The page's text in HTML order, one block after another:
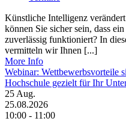
Künstliche Intelligenz
können Sie sicher sein, dass
zuverlässig funktioniert? In
vermitteln wir Ihnen [...]
More Info
Webinar: Wettbewerbsvorteile
Hochschule gezielt für Ihr
25 Aug.
25.08.2026
10:00 - 11:00